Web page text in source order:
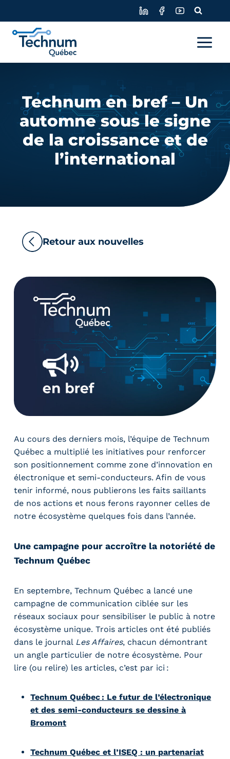
content
Technum en bref – Un
automne sous le signe
de la croissance et de
l’international
Retour aux nouvelles
Au cours des derniers mois, l’équipe de Technum
Québec a multiplié les initiatives pour renforcer
son positionnement comme zone d’innovation en
électronique et semi-conducteurs. Afin de vous
tenir informé, nous publierons les faits saillants
de nos actions et nous ferons rayonner celles de
notre écosystème quelques fois dans l’année.
Une campagne pour accroître la notoriété de
Technum Québec
En septembre, Technum Québec a lancé une
campagne de communication ciblée sur les
réseaux sociaux pour sensibiliser le public à notre
écosystème unique. Trois articles ont été publiés
dans le journal Les Affaires, chacun démontrant
un angle particulier de notre écosystème. Pour
lire (ou relire) les articles, c’est par ici :
Technum Québec : Le futur de l’électronique
et des semi-conducteurs se dessine à
Bromont
Technum Québec et l’ISEQ : un partenariat